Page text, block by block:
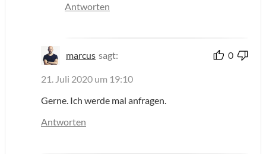
Antworten
marcus sagt: 0
21. Juli 2020 um 19:10
Gerne. Ich werde mal anfragen.
Antworten